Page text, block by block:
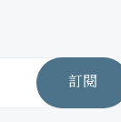
訂閱